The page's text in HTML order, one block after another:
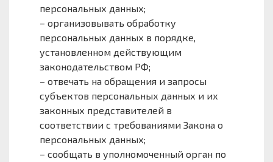
персональных данных;
– организовывать обработку
персональных данных в порядке,
установленном действующим
законодательством РФ;
– отвечать на обращения и запросы
субъектов персональных данных и их
законных представителей в
соответствии с требованиями Закона о
персональных данных;
– сообщать в уполномоченный орган по